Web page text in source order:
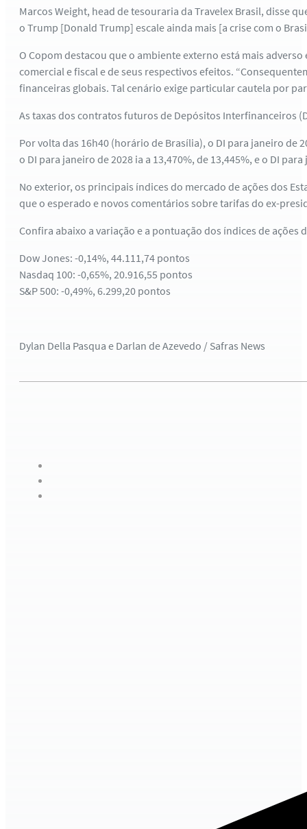
Marcos Weight, head de tesouraria da Travelex Brasil, disse
o Trump [Donald Trump] escale ainda mais [a crise com o
O Copom destacou que o ambiente externo está mais
comercial e fiscal e de seus respectivos efeitos.
financeiras globais. Tal cenário exige particular cautela por
As taxas dos contratos futuros de Depósitos Interfinanceiros
Por volta das 16h40 (horário de Brasília), o DI para janeiro de
o DI para janeiro de 2028 ia a 13,470%, de 13,445%, e o DI
No exterior, os principais índices do mercado de ações dos
que o esperado e novos comentários sobre tarifas do ex-
Confira abaixo a variação e a pontuação dos índices de ações
Dow Jones: -0,14%, 44.111,74 pontos
Nasdaq 100: -0,65%, 20.916,55 pontos
S&P 500: -0,49%, 6.299,20 pontos
Dylan Della Pasqua e Darlan de Azevedo / Safras News